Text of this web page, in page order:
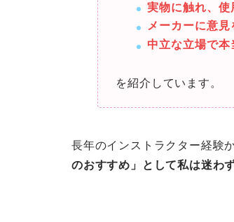
実物に触れ、使
メーカーに意見
中立な立場で
を紹介しています。
長年のインストラクター経験
のおすすめ」として私は迷わ